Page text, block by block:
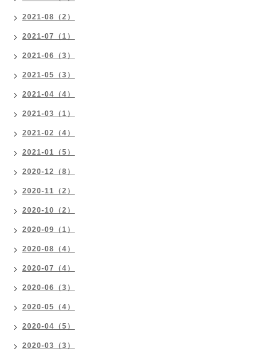
2021-08（2）
2021-07（1）
2021-06（3）
2021-05（3）
2021-04（4）
2021-03（1）
2021-02（4）
2021-01（5）
2020-12（8）
2020-11（2）
2020-10（2）
2020-09（1）
2020-08（4）
2020-07（4）
2020-06（3）
2020-05（4）
2020-04（5）
2020-03（3）